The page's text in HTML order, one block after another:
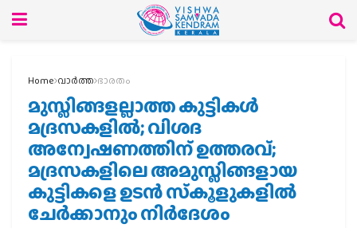
Home വാര്‍ത്ത ഭാരതം
മുസ്ലിങ്ങളല്ലാത്ത കുട്ടികള്‍
മദ്രസ‍കളില്‍; വിശദ
അന്വേഷണത്തിന് ഉത്തരവ്;
മദ്രസകളിലെ അമുസ്ലിങ്ങളായ
കുട്ടികളെ ഉടന്‍ സ്‌കൂളുകളില്‍
ചേര്‍ക്കാനും നിര്‍ദേശം